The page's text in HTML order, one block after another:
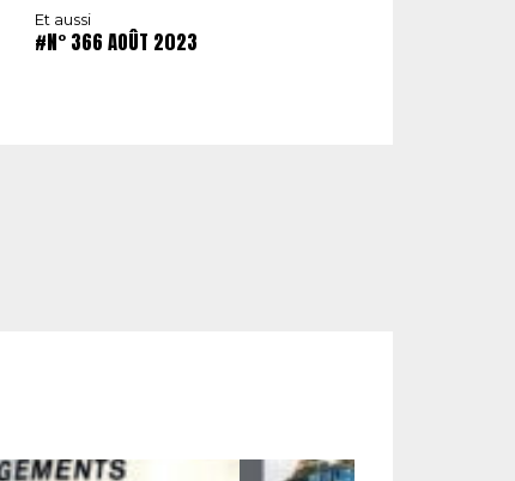
Et aussi
#N° 366 AOÛT 2023